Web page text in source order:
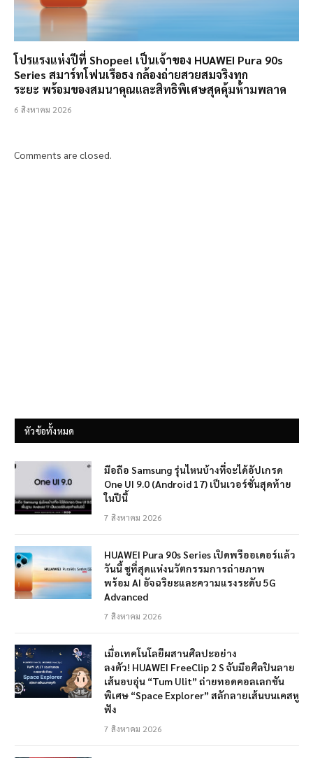
โปรแรงแห่งปีที่ Shopee! เป็นเจ้าของ HUAWEI Pura 90s
Series สมาร์ทโฟนเรือธง กล้องถ่ายสวยสมจริงทุก
ระยะ พร้อมของสมนาคุณและสิทธิพิเศษสุดคุ้มห้ามพลาด
6 สิงหาคม 2026
Comments are closed.
หัวข้อทั้งหมด
มือถือ Samsung รุ่นไหนบ้างที่จะได้อัปเกรด
One UI 9.0 (Android 17) เป็นเวอร์ชั่นสุดท้าย
ในปีนี้
7 สิงหาคม 2026
HUAWEI Pura 90s Series เปิดพรีออเดอร์แล้ว
วันนี้ ชูที่สุดแห่งนวัตกรรมการถ่ายภาพ
พร้อม AI อัจฉริยะและความแรงระดับ 5G
Advanced
7 สิงหาคม 2026
เมื่อเทคโนโลยีผสานศิลปะอย่าง
ลงตัว! HUAWEI FreeClip 2 S จับมือศิลปินลาย
เส้นอบอุ่น “Tum Ulit” ถ่ายทอดคอลเลกชัน
พิเศษ “Space Explorer” สลักลายเส้นบนเคสหู
ฟัง
7 สิงหาคม 2026